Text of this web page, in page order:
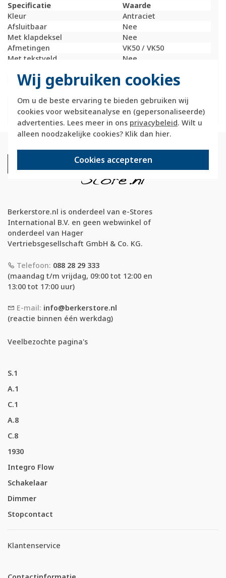
Wij gebruiken cookies
Om u de beste ervaring te bieden gebruiken wij
cookies voor websiteanalyse en (gepersonaliseerde)
advertenties. Lees meer in ons privacybeleid. Wilt u
alleen noodzakelijke cookies? Klik dan hier.
Cookies accepteren
Specificatie
Waarde
Kleur
Antraciet
Afsluitbaar
Nee
Met klapdeksel
Nee
Afmetingen
VK50 / VK50
Met tekstveld
Nee
Schakelmateriaalbreedte
55,5 Millimeter (mm)
Schakelmateriaalhoogte
Schakelmateriaaldiepte
8,5 Millimeter (mm)
Berkerstore.nl is onderdeel van e-Stores
International B.V. en geen webwinkel of
onderdeel van Hager
Vertriebsgesellschaft GmbH & Co. KG.
Telefoon: 088 28 29 333
(maandag t/m vrijdag, 09:00 tot 12:00 en
13:00 tot 17:00 uur)
E-mail: info@berkerstore.nl
(reactie binnen één werkdag)
Veelbezochte pagina's
S.1
A.1
C.1
A.8
C.8
1930
Integro Flow
Schakelaar
Dimmer
Stopcontact
Klantenservice